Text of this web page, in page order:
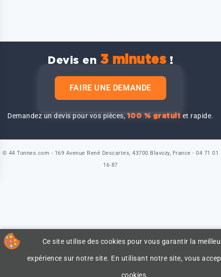
Devis en 3 minutes !
FAIRE UNE DEMANDE
Demandez un devis pour vos pièces,100 % gratuit et rapide.
Ce site utilise des cookies pour vous garantir la
expérience sur notre site. En utilisant notre site, vous
cookies.
© 44 Tonnes.com - 169 Avenue René Descartes, 43700 Blavozy, France - 04 71 01
16 87